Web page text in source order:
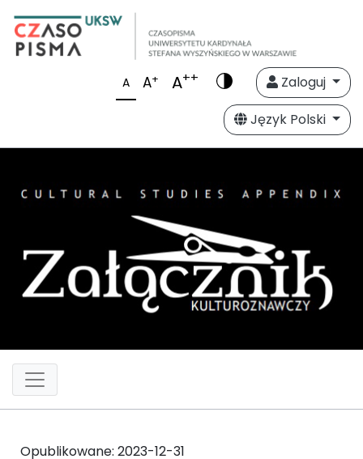
A A+ A++
Zaloguj
Język Polski
Opublikowane: 2023-12-31